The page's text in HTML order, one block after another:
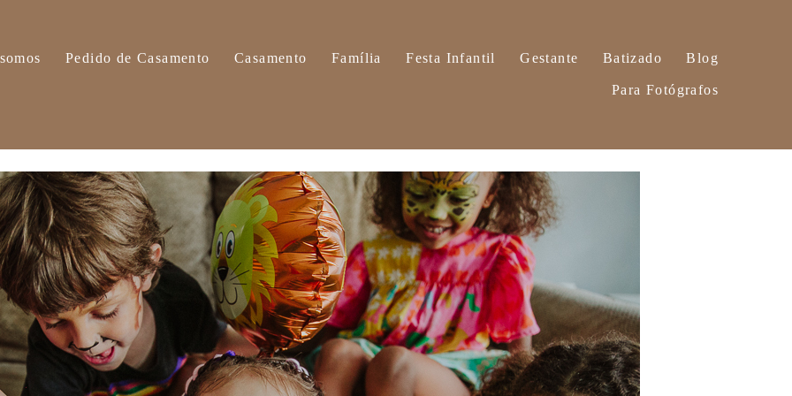
Pedido de Casamento Casamento Família Festa Infantil Gestante Batizado Blog
Para Fotógrafos